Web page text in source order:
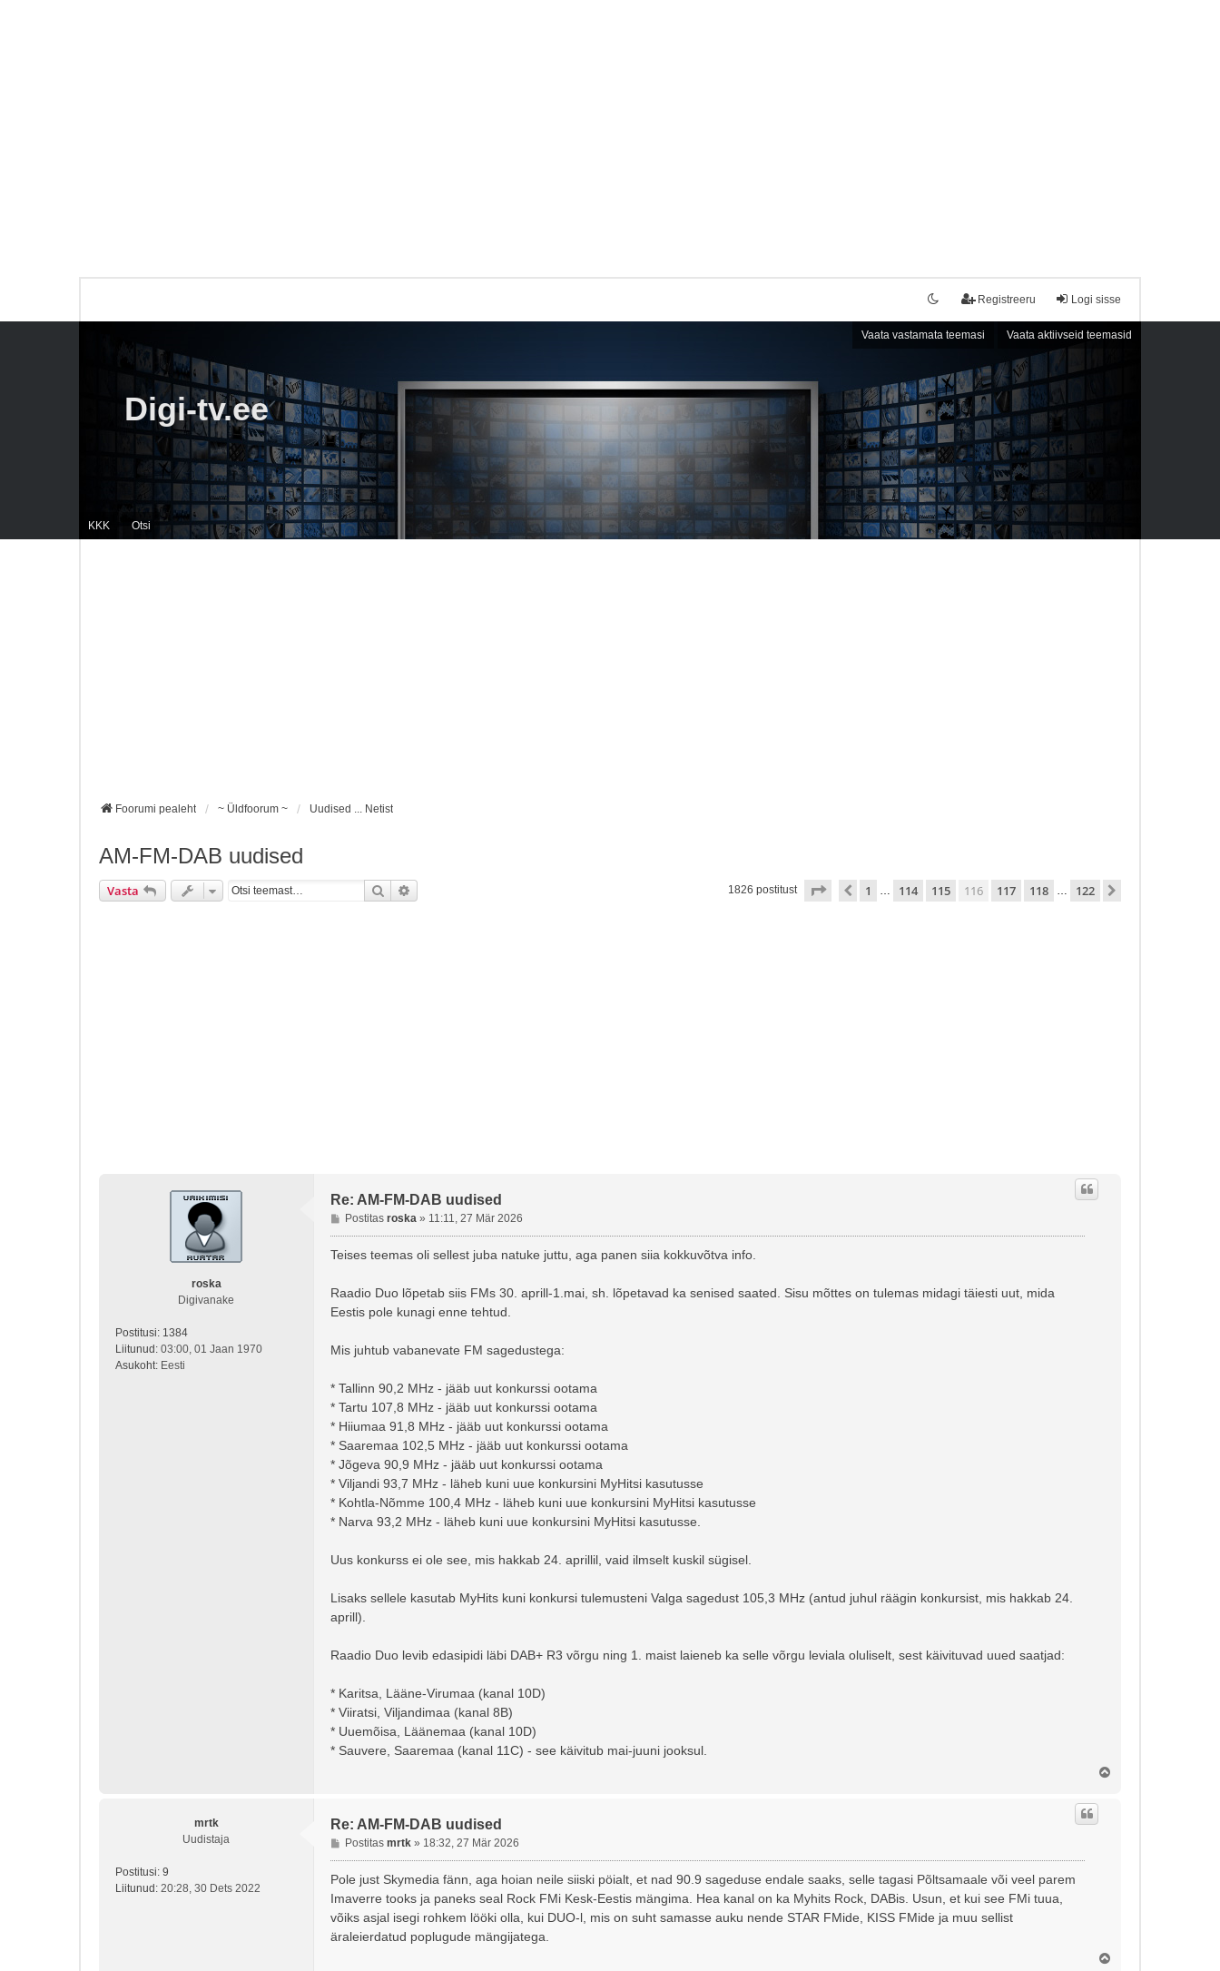
Logi sisse
Registreeru
Vaata vastamata teemasi Vaata aktiivseid teemasid
KKK Otsi
Digi-tv.ee
Foorumi pealeht ~ Üldfoorum ~ Uudised ... Netist
AM-FM-DAB uudised
Vasta Otsi 1826 postitust 116. leht 122 -st
Eelmine
1 … 114 115 116 117 118 … 122
roska
Digivanake
Postitusi: 1384
Liitunud: 03:00, 01 Jaan 1970
Asukoht: Eesti
Re: AM-FM-DAB uudised
P
o
s
t
u
Postitas roska» 11:11, 27 Mär 2026
Teises teemas oli sellest juba natuke juttu, aga panen siia kokkuvõtva info.
Raadio Duo lõpetab siis FMs 30. aprill-1.mai, sh. lõpetavad ka senised saated. Sisu mõttes on tulemas midagi täiesti uut, mida
Eestis pole kunagi enne tehtud.
Mis juhtub vabanevate FM sagedustega:
* Tallinn 90,2 MHz - jääb uut konkurssi ootama
* Tartu 107,8 MHz - jääb uut konkurssi ootama
* Hiiumaa 91,8 MHz - jääb uut konkurssi ootama
* Saaremaa 102,5 MHz - jääb uut konkurssi ootama
* Jõgeva 90,9 MHz - jääb uut konkurssi ootama
* Viljandi 93,7 MHz - läheb kuni uue konkursini MyHitsi kasutusse
* Kohtla-Nõmme 100,4 MHz - läheb kuni uue konkursini MyHitsi kasutusse
* Narva 93,2 MHz - läheb kuni uue konkursini MyHitsi kasutusse.
Uus konkurss ei ole see, mis hakkab 24. aprillil, vaid ilmselt kuskil sügisel.
Lisaks sellele kasutab MyHits kuni konkursi tulemusteni Valga sagedust 105,3 MHz (antud juhul räägin konkursist, mis hakkab 24.
aprill).
Raadio Duo levib edasipidi läbi DAB+ R3 võrgu ning 1. maist laieneb ka selle võrgu leviala oluliselt, sest käivituvad uued saatjad:
* Karitsa, Lääne-Virumaa (kanal 10D)
* Viiratsi, Viljandimaa (kanal 8B)
* Uuemõisa, Läänemaa (kanal 10D)
* Sauvere, Saaremaa (kanal 11C) - see käivitub mai-juuni jooksul.
mrtk
Uudistaja
Postitusi: 9
Liitunud: 20:28, 30 Dets 2022
Re: AM-FM-DAB uudised
P
o
s
t
u
Postitas mrtk» 18:32, 27 Mär 2026
Pole just Skymedia fänn, aga hoian neile siiski pöialt, et nad 90.9 sageduse endale saaks, selle tagasi Põltsamaale või veel parem
Imaverre tooks ja paneks seal Rock FMi Kesk-Eestis mängima. Hea kanal on ka Myhits Rock, DABis. Usun, et kui see FMi tuua,
võiks asjal isegi rohkem lööki olla, kui DUO-l, mis on suht samasse auku nende STAR FMide, KISS FMide ja muu sellist
äraleierdatud poplugude mängijatega.